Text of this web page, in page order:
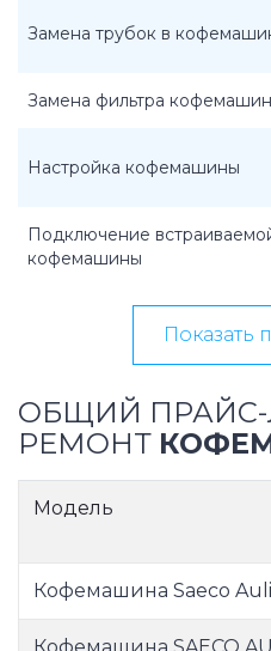
Замена трубок в
Замена фильтра
Настройка кофемашины
Подключение
кофемашины
Показать
ОБЩИЙ
РЕМОНТ
Модель
Кофемашина Saeco